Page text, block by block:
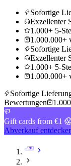
Sofortige
Exzellenter
1.000+ 5-
1.000.000+
Sofortige
Exzellenter
1.000+ 5-
1.000.000+
Sofortige
Bewertungen
Gift cards from €1
Abverkauf